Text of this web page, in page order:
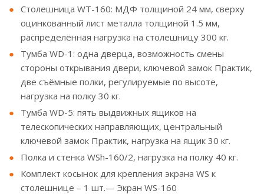
Столешница WT-160: МДФ толщиной 24 мм, сверху
оцинкованный лист металла толщиной 1.5 мм,
распределённая нагрузка на столешницу 300 кг.
Тумба WD-1: одна дверца, возможность смены
стороны открывания двери, ключевой замок Практик,
две съёмные полки, регулируемые по высоте,
нагрузка на полку 30 кг.
Тумба WD-5: пять выдвижных ящиков на
телескопических направляющих, центральный
ключевой замок Практик, нагрузка на ящик 30 кг.
Полка и стенка WSh-160/2, нагрузка на полку 40 кг.
Комплект косынок для крепления экрана WS к
столешнице – 1 шт.— Экран WS-160